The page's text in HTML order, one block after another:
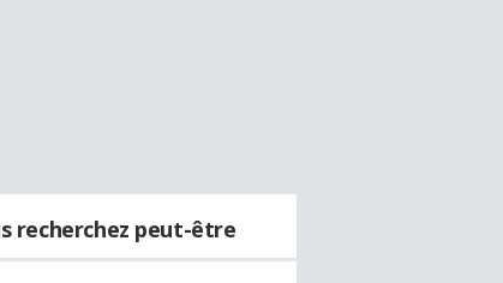
recherchez peut-être